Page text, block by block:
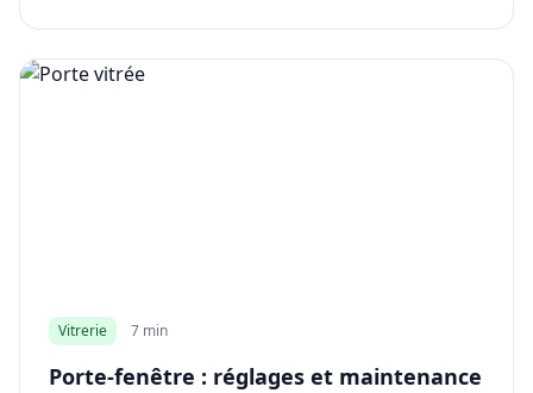
Vitrerie 7 min
Porte-fenêtre : réglages et maintenance